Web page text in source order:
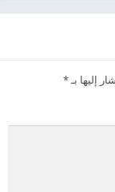
إليها بـ*